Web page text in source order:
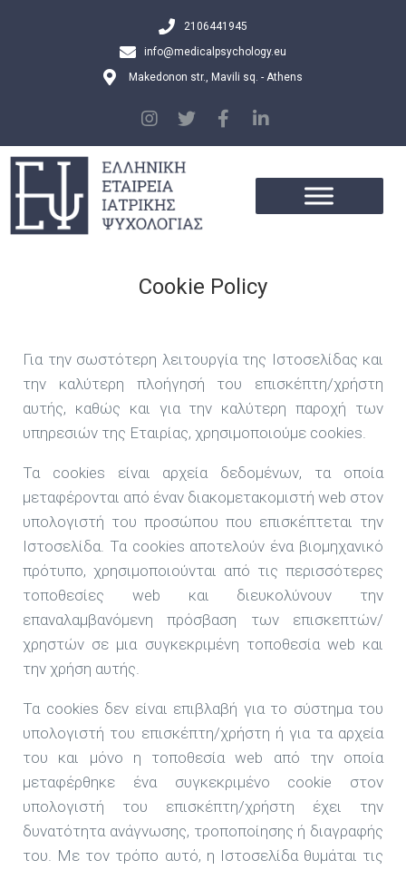
2106441945
info@medicalpsychology.eu
Makedonon str., Mavili sq. - Athens
Cookie Policy
Για την σωστότερη λειτουργία της Ιστοσελίδας και
την καλύτερη πλοήγησή του επισκέπτη/χρήστη
αυτής, καθώς και για την καλύτερη παροχή των
υπηρεσιών της Εταιρίας, χρησιμοποιούμε cookies.
Τα cookies είναι αρχεία δεδομένων, τα οποία
μεταφέρονται από έναν διακομετακομιστή web στον
υπολογιστή του προσώπου που επισκέπτεται την
Ιστοσελίδα. Τα cookies αποτελούν ένα βιομηχανικό
πρότυπο, χρησιμοποιούνται από τις περισσότερες
τοποθεσίες web και διευκολύνουν την
επαναλαμβανόμενη πρόσβαση των επισκεπτών/
χρηστών σε μια συγκεκριμένη τοποθεσία web και
την χρήση αυτής.
Τα cookies δεν είναι επιβλαβή για το σύστημα του
υπολογιστή του επισκέπτη/χρήστη ή για τα αρχεία
του και μόνο η τοποθεσία web από την οποία
μεταφέρθηκε ένα συγκεκριμένο cookie στον
υπολογιστή του επισκέπτη/χρήστη έχει την
δυνατότητα ανάγνωσης, τροποποίησης ή διαγραφής
του. Με τον τρόπο αυτό, η Ιστοσελίδα θυμάται τις